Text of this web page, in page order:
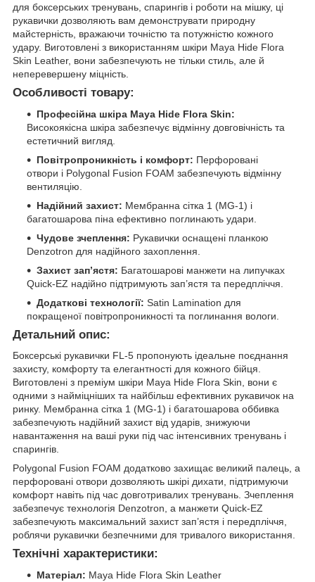
для боксерських тренувань, спарингів і роботи на мішку, ці
рукавички дозволяють вам демонструвати природну
майстерність, вражаючи точністю та потужністю кожного
удару. Виготовлені з використанням шкіри Maya Hide Flora
Skin Leather, вони забезпечують не тільки стиль, але й
неперевершену міцність.
Особливості товару:
Професійна шкіра Maya Hide Flora Skin:
Високоякісна шкіра забезпечує відмінну довговічність та
естетичний вигляд.
Повітропроникність і комфорт: Перфоровані
отвори і Polygonal Fusion FOAM забезпечують відмінну
вентиляцію.
Надійний захист: Мембранна сітка 1 (MG-1) і
багатошарова піна ефективно поглинають удари.
Чудове зчеплення: Рукавички оснащені планкою
Denzotron для надійного захоплення.
Захист зап’ястя: Багатошарові манжети на липучках
Quick-EZ надійно підтримують зап’ястя та передпліччя.
Додаткові технології: Satin Lamination для
покращеної повітропроникності та поглинання вологи.
Детальний опис:
Боксерські рукавички FL-5 пропонують ідеальне поєднання
захисту, комфорту та елегантності для кожного бійця.
Виготовлені з преміум шкіри Maya Hide Flora Skin, вони є
одними з найміцніших та найбільш ефективних рукавичок на
ринку. Мембранна сітка 1 (MG-1) і багатошарова оббивка
забезпечують надійний захист від ударів, знижуючи
навантаження на ваші руки під час інтенсивних тренувань і
спарингів.
Polygonal Fusion FOAM додатково захищає великий палець, а
перфоровані отвори дозволяють шкірі дихати, підтримуючи
комфорт навіть під час довготривалих тренувань. Зчеплення
забезпечує технологія Denzotron, а манжети Quick-EZ
забезпечують максимальний захист зап’ястя і передпліччя,
роблячи рукавички безпечними для тривалого використання.
Технічні характеристики:
Матеріал: Maya Hide Flora Skin Leather